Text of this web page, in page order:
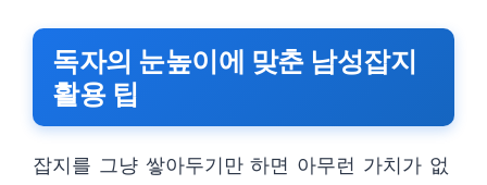
독자의 눈높이에 맞춘 남성잡지
활용 팁
잡지를 그냥 쌓아두기만 하면 아무런 가치가 없